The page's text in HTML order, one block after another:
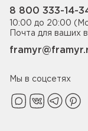
8 800 333-14-
10:00 до 20:00
Почта для ваших
Мы в соцсетях